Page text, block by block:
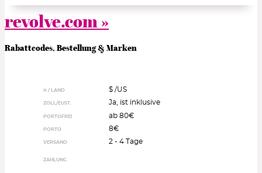
revolve.com »
Rabattcodes, Bestellung & Marken
¤ / LAND $ /US
ZOLL/EUST. Ja, ist inklusive
PORTOFREI ab 80€
PORTO 8€
VERSAND 2 - 4 Tage
ZAHLUNG